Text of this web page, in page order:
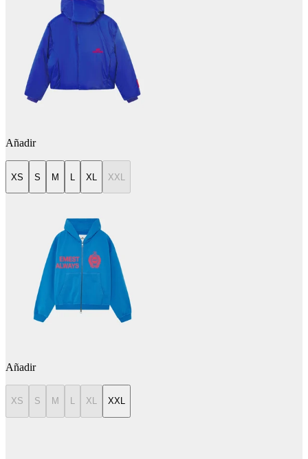
Añadir
XS S M XL XXL
Añadir
XS S M L XL XXL